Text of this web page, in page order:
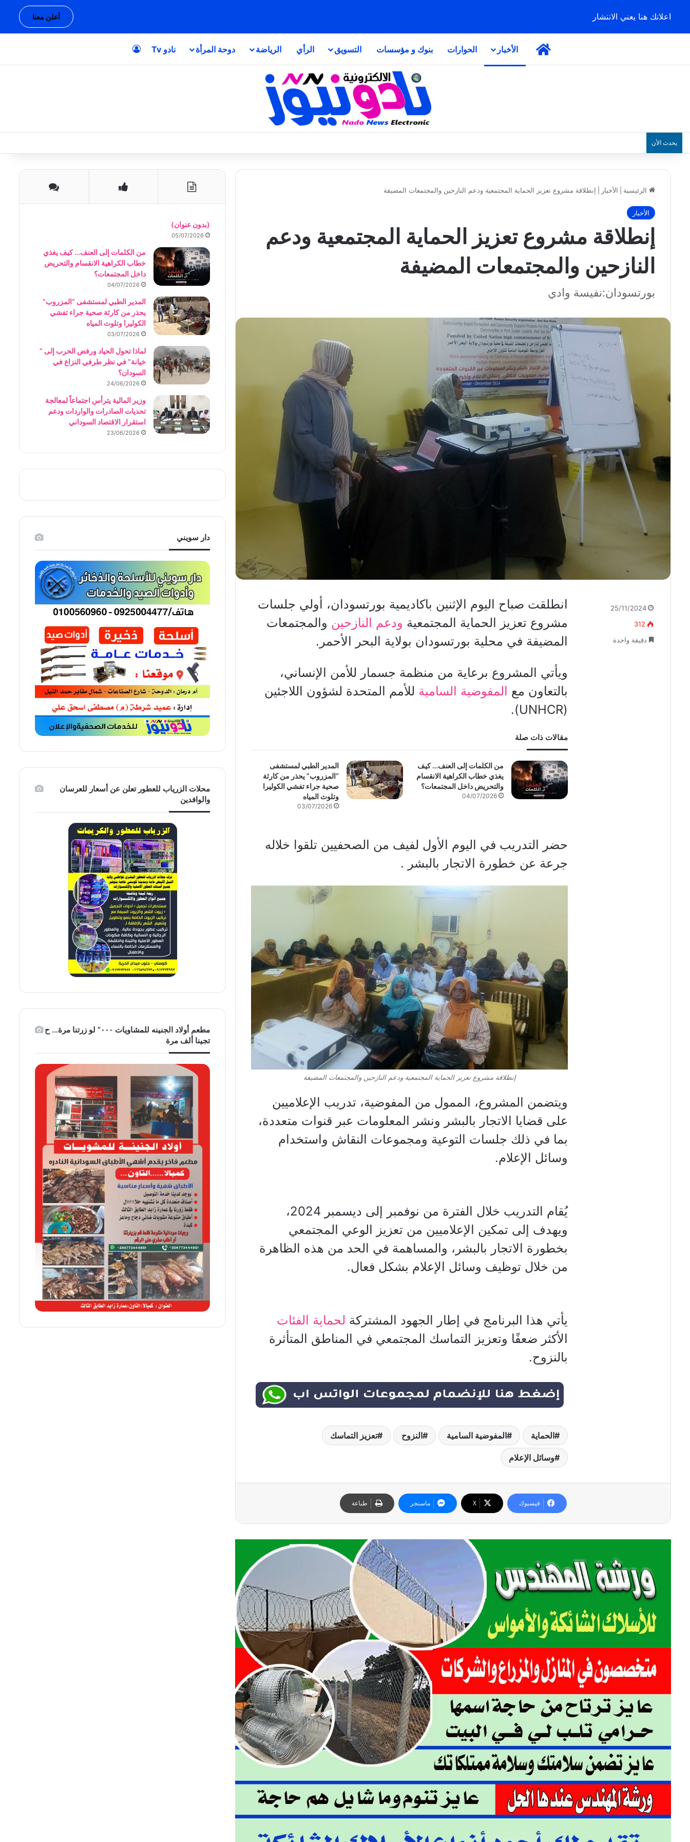
اعلانك هنا يعني الانتشار أعلن معنا
الرئيسيةالأخبار الحوارات بنوك و مؤسسات التسويق الرأي الرياضة دوحة المرأة نادو Tv
يحدث الأن
الرئيسية الأخبار إنطلاقة مشروع تعزيز الحماية المجتمعية ودعم النازحين والمجتمعات المضيفة
الأخبار
إنطلاقة مشروع تعزيز الحماية المجتمعية ودعم
النازحين والمجتمعات المضيفة
بورتسودان:نفيسة وادي
انطلقت صباح اليوم الإثنين باكاديمية بورتسودان، أولي جلسات
مشروع تعزيز الحماية المجتمعية ودعم النازحين والمجتمعات
المضيفة في محلية بورتسودان بولاية البحر الأحمر.
ويأتي المشروع برعاية من منظمة جسمار للأمن الإنساني،
بالتعاون مع المفوضية السامية للأمم المتحدة لشؤون اللاجئين
(UNHCR).
مقالات ذات صلة
من الكلمات إلى العنف… كيف
يغذي خطاب الكراهية الانقسام
والتحريض داخل المجتمعات؟
04/07/2026
المدير الطبي لمستشفى
“المزروب” يحذر من كارثة
صحية جراء تفشي الكوليرا
وتلوث المياه
03/07/2026
حضر التدريب في اليوم الأول لفيف من الصحفيين تلقوا خلاله
جرعة عن خطورة الاتجار بالبشر .
إنطلاقة مشروع تعزيز الحماية المجتمعية ودعم النازحين والمجتمعات المضيفة
ويتضمن المشروع، الممول من المفوضية، تدريب الإعلاميين
على قضايا الاتجار بالبشر ونشر المعلومات عبر قنوات متعددة،
بما في ذلك جلسات التوعية ومجموعات النقاش واستخدام
وسائل الإعلام.
يُقام التدريب خلال الفترة من نوفمبر إلى ديسمبر 2024،
ويهدف إلى تمكين الإعلاميين من تعزيز الوعي المجتمعي
بخطورة الاتجار بالبشر، والمساهمة في الحد من هذه الظاهرة
من خلال توظيف وسائل الإعلام بشكل فعال.
يأتي هذا البرنامج في إطار الجهود المشتركة لحماية الفئات
الأكثر ضعفًا وتعزيز التماسك المجتمعي في المناطق المتأثرة
بالنزوح.
الحماية المفوضية السامية النزوح تعزيز التماسك
وسائل الإعلام
25/11/2024
312
دقيقة واحدة
فيسبوك ‫X ماسنجر طباعة
(بدون عنوان)
05/07/2026
من الكلمات إلى العنف… كيف يغذي
خطاب الكراهية الانقسام والتحريض
داخل المجتمعات؟
04/07/2026
المدير الطبي لمستشفى “المزروب”
يحذر من كارثة صحية جراء تفشي
الكوليرا وتلوث المياه
03/07/2026
لماذا تحول الحياد ورفض الحرب إلى ”
خيانة” في نظر طرفي النزاع في
السودان؟
24/06/2026
وزير المالية يترأس اجتماعاً لمعالجة
تحديات الصادرات والواردات ودعم
استقرار الاقتصاد السوداني
23/06/2026
دار سويني
محلات الزرياب للعطور تعلن عن أسعار للعرسان
والوافدين
مطعم أولاد الجنينه للمشاويات ٠٠٠” لو زرتنا مرة… ح
تجينا ألف مرة